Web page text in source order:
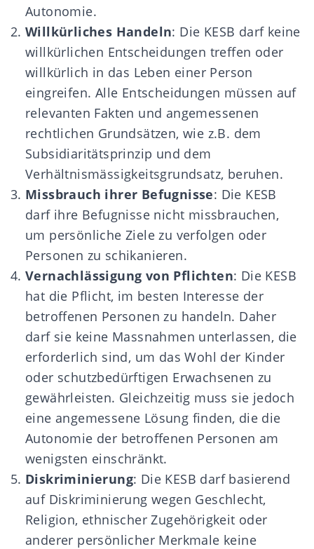
Autonomie.
Willkürliches Handeln: Die KESB darf keine
willkürlichen Entscheidungen treffen oder
willkürlich in das Leben einer Person
eingreifen. Alle Entscheidungen müssen auf
relevanten Fakten und angemessenen
rechtlichen Grundsätzen, wie z.B. dem
Subsidiaritätsprinzip und dem
Verhältnismässigkeitsgrundsatz, beruhen.
Missbrauch ihrer Befugnisse: Die KESB
darf ihre Befugnisse nicht missbrauchen,
um persönliche Ziele zu verfolgen oder
Personen zu schikanieren.
Vernachlässigung von Pflichten: Die KESB
hat die Pflicht, im besten Interesse der
betroffenen Personen zu handeln. Daher
darf sie keine Massnahmen unterlassen, die
erforderlich sind, um das Wohl der Kinder
oder schutzbedürftigen Erwachsenen zu
gewährleisten. Gleichzeitig muss sie jedoch
eine angemessene Lösung finden, die die
Autonomie der betroffenen Personen am
wenigsten einschränkt.
Diskriminierung: Die KESB darf basierend
auf Diskriminierung wegen Geschlecht,
Religion, ethnischer Zugehörigkeit oder
anderer persönlicher Merkmale keine